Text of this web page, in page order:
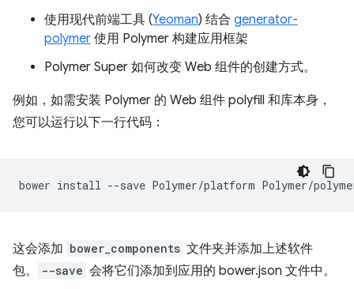
使用现代前端工具 (Yeoman) 结合 generator-
polymer 使用 Polymer 构建应用框架
Polymer Super 如何改变 Web 组件的创建方式。
例如，如需安装 Polymer 的 Web 组件 polyfill 和库本身，
您可以运行以下一行代码：
bower install --save Polymer/platform
这会添加 bower_components 文件夹并添加上述软件
包。
--save 会将它们添加到应用的 bower.json 文件中。